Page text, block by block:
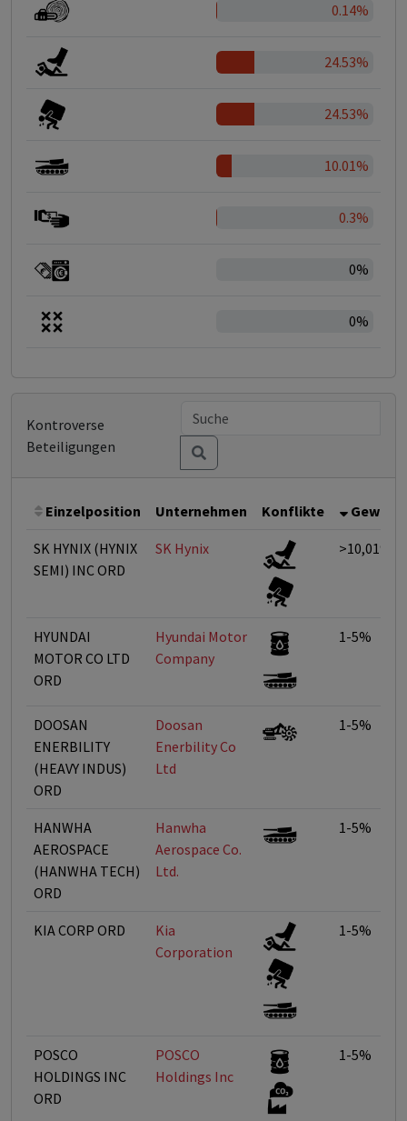
0.14%
24.53%
24.53%
10.01%
0.3%
0%
0%
Kontroverse
Beteiligungen
Einzelposition Unternehmen Konflikte
SK HYNIX (HYNIX
SEMI) INC ORD
SK Hynix >10,01%
HYUNDAI
MOTOR CO LTD
ORD
Hyundai Motor
Company
1-5%
DOOSAN
ENERBILITY
(HEAVY INDUS)
ORD
Doosan
Enerbility Co
Ltd
1-5%
HANWHA
AEROSPACE
(HANWHA TECH)
ORD
Hanwha
Aerospace Co.
Ltd.
1-5%
KIA CORP ORD
Kia
Corporation
1-5%
POSCO
HOLDINGS INC
ORD
POSCO
Holdings Inc
1-5%